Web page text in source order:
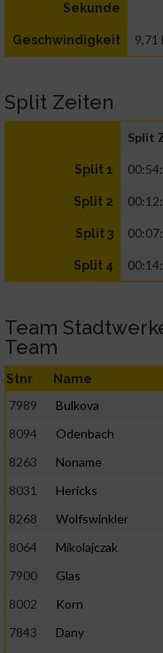
Sekunde
Geschwindigkeit 9,71
Split Zeiten
Split
Split 1
Split 2
Split 3
Split 4
Team
Team
Stnr Name
7989 Bulkova
8094
Odenbach
8263
Noname
8031
Hericks
8268
Wolfswinkler
8064
Mikolajczak
7900
Glas
8002
Korn
7843
Dany